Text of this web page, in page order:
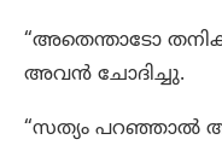
“അതെന്താടോ
അവൻ ചോദിച്ചു.
“സത്യം പറഞ്ഞാൽ